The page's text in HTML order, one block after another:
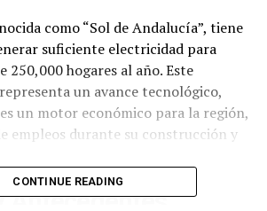
como “Sol de Andalucía”, tiene
suficiente electricidad para
250,000 hogares al año. Este
un avance tecnológico,
un motor económico para la región,
empleos durante su construcción y
Antecedentes
CONTINUE READING